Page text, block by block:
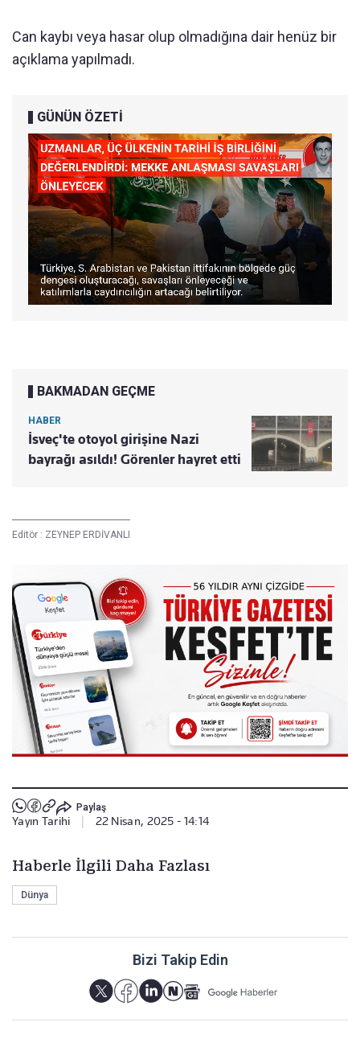
Can kaybı veya hasar olup olmadığına dair henüz bir
açıklama yapılmadı.
GÜNÜN ÖZETİ
BAKMADAN GEÇME
HABER
İsveç'te otoyol girişine Nazi
bayrağı asıldı! Görenler hayret etti
Editör : ZEYNEP ERDİVANLI
Paylaş
Yayın Tarihi 22 Nisan, 2025 - 14:14
Haberle İlgili Daha Fazlası
Dünya
Bizi Takip Edin